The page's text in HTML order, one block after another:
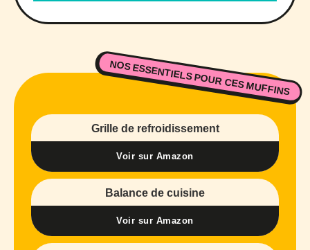
NOS ESSENTIELS POUR CES MUFFINS
Grille de refroidissement
Voir sur Amazon
Balance de cuisine
Voir sur Amazon